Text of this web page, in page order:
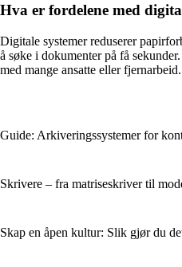
Hva er fordelene med
Digitale systemer reduserer
å søke i dokumenter på få
med mange ansatte eller fjernarbeid.
Guide: Arkiveringssystemer for
Skrivere – fra matriseskriver til
Skap en åpen kultur: Slik gjør du